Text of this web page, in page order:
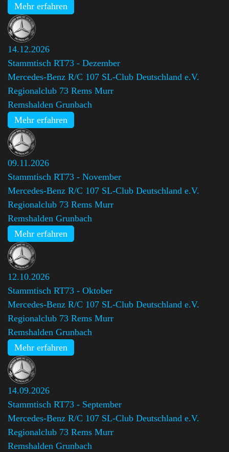
Mehr erfahren
14.12.2026
Stammtisch RT73 - Dezember
Mercedes-Benz R/C 107 SL-Club Deutschland e.V.
Regionalclub 73 Rems Murr
Remshalden Grunbach
Mehr erfahren
09.11.2026
Stammtisch RT73 - November
Mercedes-Benz R/C 107 SL-Club Deutschland e.V.
Regionalclub 73 Rems Murr
Remshalden Grunbach
Mehr erfahren
12.10.2026
Stammtisch RT73 - Oktober
Mercedes-Benz R/C 107 SL-Club Deutschland e.V.
Regionalclub 73 Rems Murr
Remshalden Grunbach
Mehr erfahren
14.09.2026
Stammtisch RT73 - September
Mercedes-Benz R/C 107 SL-Club Deutschland e.V.
Regionalclub 73 Rems Murr
Remshalden Grunbach